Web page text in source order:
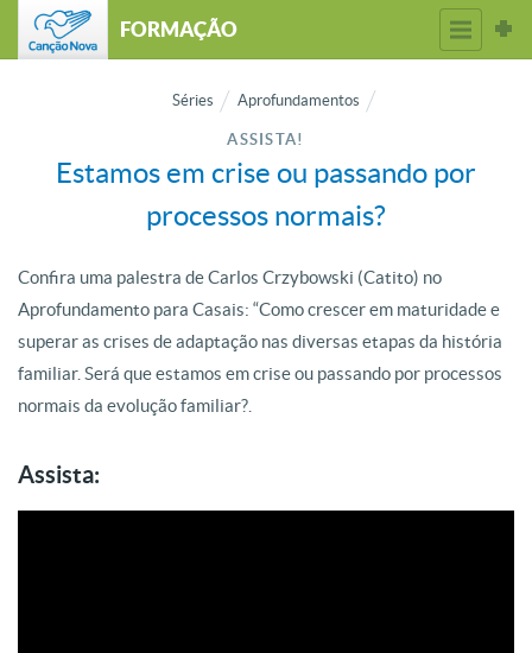
FORMAÇÃO
Séries Aprofundamentos
ASSISTA!
Estamos em crise ou passando por
processos normais?
Confira uma palestra de Carlos Crzybowski (Catito) no
Aprofundamento para Casais: “Como crescer em maturidade e
superar as crises de adaptação nas diversas etapas da história
familiar. Será que estamos em crise ou passando por processos
normais da evolução familiar?.
Assista: